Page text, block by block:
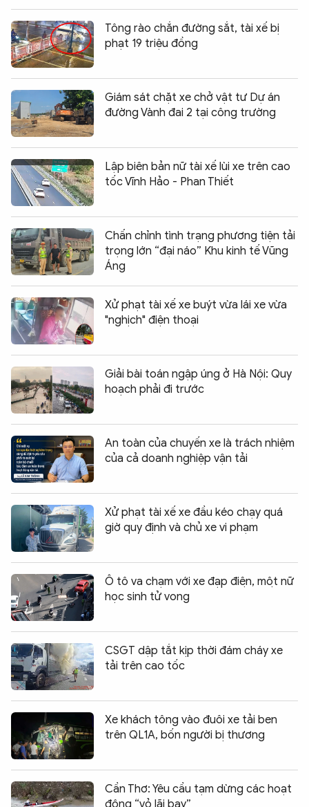
Tông rào chắn đường sắt, tài xế bị
phạt 19 triệu đồng
Giám sát chặt xe chở vật tư Dự án
đường Vành đai 2 tại công trường
Lập biên bản nữ tài xế lùi xe trên cao
tốc Vĩnh Hảo - Phan Thiết
Chấn chỉnh tình trạng phương tiện tải
trọng lớn “đại náo” Khu kinh tế Vũng
Áng
Xử phạt tài xế xe buýt vừa lái xe vừa
"nghịch" điện thoại
Giải bài toán ngập úng ở Hà Nội: Quy
hoạch phải đi trước
An toàn của chuyến xe là trách nhiệm
của cả doanh nghiệp vận tải
Xử phạt tài xế xe đầu kéo chạy quá
giờ quy định và chủ xe vi phạm
Ô tô va chạm với xe đạp điện, một nữ
học sinh tử vong
CSGT dập tắt kịp thời đám cháy xe
tải trên cao tốc
Xe khách tông vào đuôi xe tải ben
trên QL1A, bốn người bị thương
Cần Thơ: Yêu cầu tạm dừng các hoạt
động “vỏ lãi bay”